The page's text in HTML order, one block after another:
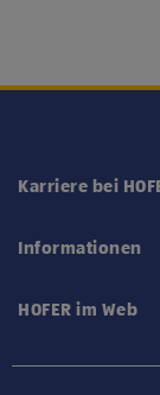
Karriere bei
Informationen
HOFER im Web